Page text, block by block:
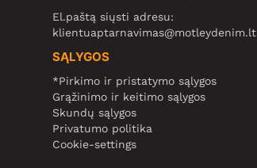
El.paštą siųsti adresu:
klientuaptarnavimas@motleydenim.lt
SĄLYGOS
*Pirkimo ir pristatymo sąlygos
Grąžinimo ir keitimo sąlygos
Skundų sąlygos
Privatumo politika
Cookie-settings